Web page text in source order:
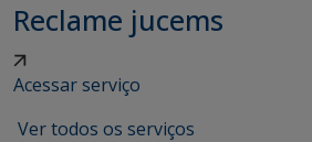
Reclame jucems
Acessar serviço
Ver todos os serviços